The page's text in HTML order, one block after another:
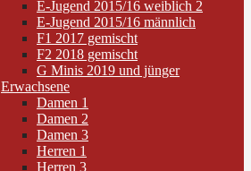
E-Jugend 2015/16 weiblich 2
E-Jugend 2015/16 männlich
F1 2017 gemischt
F2 2018 gemischt
G Minis 2019 und jünger
Erwachsene
Damen 1
Damen 2
Damen 3
Herren 1
Herren 3